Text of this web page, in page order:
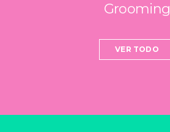
Grooming
VER TODO